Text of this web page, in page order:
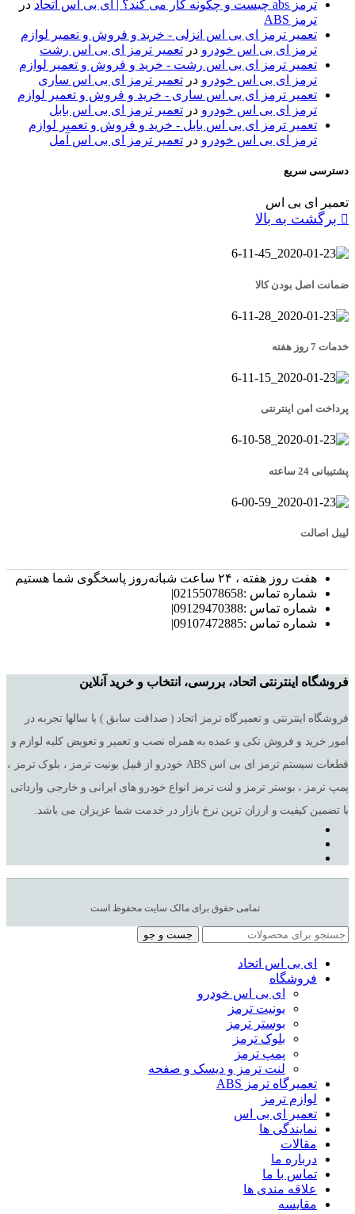
ترمز abs چیست و چگونه کار می کند؟ | ای بی اس اتحاد
در
ترمز ABS
تعمیر ترمز ای بی اس انزلی - خرید و فروش و تعمیر لوازم
ترمز ای بی اس خودرو در تعمیر ترمز ای بی اس رشت
تعمیر ترمز ای بی اس رشت - خرید و فروش و تعمیر لوازم
ترمز ای بی اس خودرو در تعمیر ترمز ای بی اس ساری
تعمیر ترمز ای بی اس ساری - خرید و فروش و تعمیر لوازم
ترمز ای بی اس خودرو در تعمیر ترمز ای بی اس بابل
تعمیر ترمز ای بی اس بابل - خرید و فروش و تعمیر لوازم
ترمز ای بی اس خودرو در تعمیر ترمز ای بی اس آمل
دسترسی سریع
تعمیر ای بی اس
برگشت به بالا
ضمانت اصل بودن کالا
خدمات 7 روز هفته
پرداخت امن اینترنتی
پشتیبانی 24 ساعته
لیبل اصالت
هفت روز هفته ، ۲۴ ساعت شبانه‌روز پاسخگوی شما هستیم
شماره تماس :02155078658|
شماره تماس :09129470388|
شماره تماس :09107472885|
فروشگاه اینترنتی اتحاد، بررسی، انتخاب و خرید آنلاین
فروشگاه اینترنتی و تعمیرگاه ترمز اتحاد ( صداقت سابق ) با سالها تجربه در
امور خرید و فروش تکی و عمده به همراه نصب و تعمیر و تعویض کلیه لوازم و
قطعات سیستم ترمز ای بی اس ABS خودرو از قبیل یونیت ترمز ، بلوک ترمز ،
پمپ ترمز ، بوستر ترمز و لنت ترمز انواع خودرو های ایرانی و خارجی وارداتی
با تضمین کیفیت و ارزان ترین نرخ بازار در خدمت شما عزیزان می باشد.
تمامی حقوق برای مالک سایت محفوظ است
جست و جو
ای بی اس اتحاد
فروشگاه
ای بی اس خودرو
یونیت ترمز
بوستر ترمز
بلوک ترمز
پمپ ترمز
لنت ترمز و دیسک و صفحه
تعمیرگاه ترمز ABS
لوازم ترمز
تعمیر ای بی اس
نمایندگی ها
مقالات
درباره ما
تماس با ما
علاقه مندی ها
مقایسه